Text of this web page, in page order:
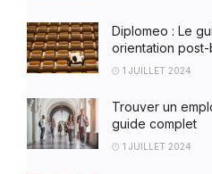
Diplomeo : Le
orientation post-
1 JUILLET 2024
Trouver un
guide complet
1 JUILLET 2024